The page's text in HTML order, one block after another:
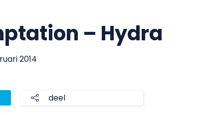
– Hydra
2014
deel